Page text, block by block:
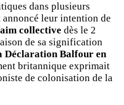
dans plusieurs
leur intention de
collective dès le 2
de sa signification
Déclaration Balfour en
britannique exprimait
de colonisation de la